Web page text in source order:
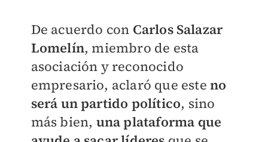
De acuerdo con Carlos Salazar
Lomelín, miembro de esta
asociación y reconocido
empresario, aclaró que este no
será un partido político, sino
más bien, una plataforma que